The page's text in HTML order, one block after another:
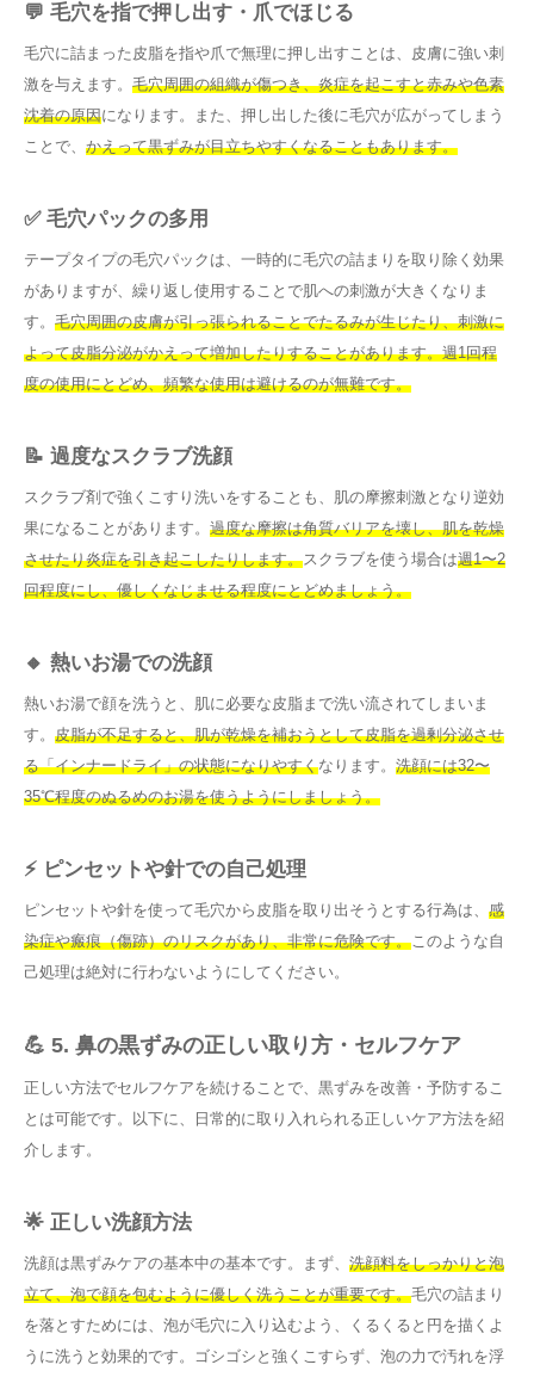
💬 毛穴を指で押し出す・爪でほじる
毛穴に詰まった皮脂を指や爪で無理に押し出すことは、皮膚に強い刺
激を与えます。 毛穴周囲の組織が傷つき、炎症を起こすと赤みや色素
沈着の原因になります。また、押し出した後に毛穴が広がってしまう
ことで、 かえって黒ずみが目立ちやすくなることもあります。
✅ 毛穴パックの多用
テープタイプの毛穴パックは、一時的に毛穴の詰まりを取り除く効果
がありますが、繰り返し使用することで肌への刺激が大きくなりま
す。 毛穴周囲の皮膚が引っ張られることでたるみが生じたり、刺激に
よって皮脂分泌がかえって増加したりすることがあります。週1回程
度の使用にとどめ、頻繁な使用は避けるのが無難です。
📝 過度なスクラブ洗顔
スクラブ剤で強くこすり洗いをすることも、肌の摩擦刺激となり逆効
果になることがあります。 過度な摩擦は角質バリアを壊し、肌を乾燥
させたり炎症を引き起こしたりします。スクラブを使う場合は週1〜2
回程度にし、優しくなじませる程度にとどめましょう。
🔸 熱いお湯での洗顔
熱いお湯で顔を洗うと、肌に必要な皮脂まで洗い流されてしまいま
す。 皮脂が不足すると、肌が乾燥を補おうとして皮脂を過剰分泌させ
る「インナードライ」の状態になりやすくなります。 洗顔には32〜
35℃程度のぬるめのお湯を使うようにしましょう。
⚡ ピンセットや針での自己処理
ピンセットや針を使って毛穴から皮脂を取り出そうとする行為は、 感
染症や瘢痕（傷跡）のリスクがあり、非常に危険です。このような自
己処理は絶対に行わないようにしてください。
💪 5. 鼻の黒ずみの正しい取り方・セルフケア
正しい方法でセルフケアを続けることで、黒ずみを改善・予防するこ
とは可能です。以下に、日常的に取り入れられる正しいケア方法を紹
介します。
🌟 正しい洗顔方法
洗顔は黒ずみケアの基本中の基本です。まず、 洗顔料をしっかりと泡
立て、泡で顔を包むように優しく洗うことが重要です。毛穴の詰まり
を落とすためには、泡が毛穴に入り込むよう、くるくると円を描くよ
うに洗うと効果的です。ゴシゴシと強くこすらず、泡の力で汚れを浮